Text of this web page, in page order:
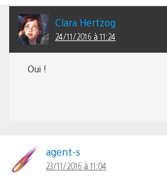
Clara Hertzog
24/11/2016 à 11:24
Oui !
agent-s
23/11/2016 à 11:04